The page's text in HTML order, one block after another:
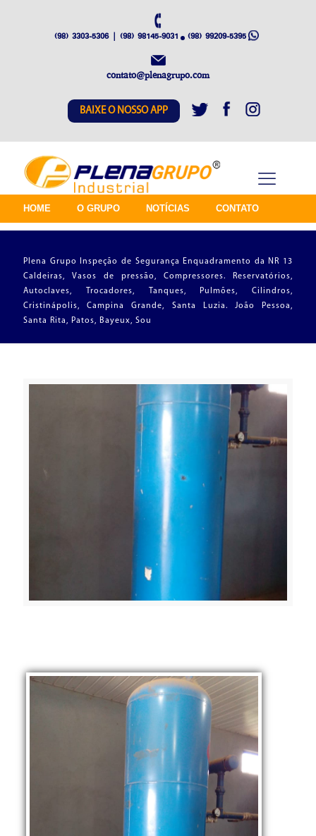
(98) 3303-5306 | (98) 98145-9031 (98) 99209-5395
contato@plenagrupo.com
BAIXE O NOSSO APP
HOME O GRUPO NOTÍCIAS CONTATO
Plena Grupo Inspeção de Segurança Enquadramento da NR 13
Caldeiras, Vasos de pressão, Compressores. Reservatórios,
Autoclaves, Trocadores, Tanques, Pulmões, Cilindros,
Cristinápolis, Campina Grande, Santa Luzia. João Pessoa,
Santa Rita, Patos, Bayeux, Sou